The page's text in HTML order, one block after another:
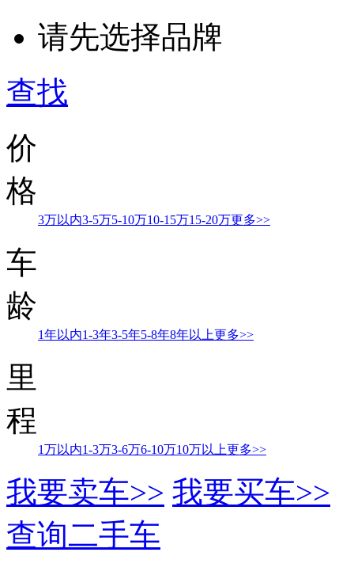
请先选择品牌
查找
价
格
3万以内3-5万5-10万10-15万15-20万更多>>
车
龄
1年以内1-3年3-5年5-8年8年以上更多>>
里
程
1万以内1-3万3-6万6-10万10万以上更多>>
我要卖车>> 我要买车>>
查询二手车